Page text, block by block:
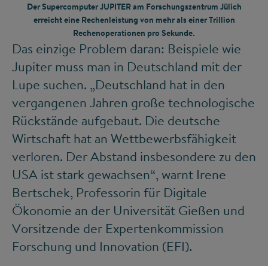
Das einzige Problem daran: Beispiele wie
Jupiter muss man in Deutschland mit der
Lupe suchen. „Deutschland hat in den
vergangenen Jahren große technologische
Rückstände aufgebaut. Die deutsche
Wirtschaft hat an Wettbewerbsfähigkeit
verloren. Der Abstand insbesondere zu den
USA ist stark gewachsen“, warnt Irene
Bertschek, Professorin für Digitale
Ökonomie an der Universität Gießen und
Vorsitzende der Expertenkommission
Forschung und Innovation (EFI).
Der Supercomputer JUPITER am Forschungszentrum Jülich
erreicht eine Rechenleistung von mehr als einer Trillion
Rechenoperationen pro Sekunde.